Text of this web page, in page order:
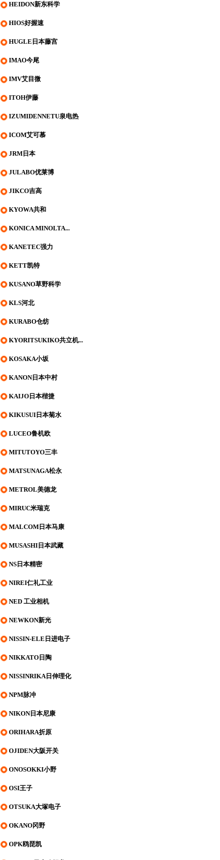
HEIDON新东科学
HIOS好握速
HUGLE日本藤宫
IMAO今尾
IMV艾目微
ITOH伊藤
IZUMIDENNETU泉电热
ICOM艾可慕
JRM日本
JULABO优莱博
JIKCO吉高
KYOWA共和
KONICA MINOLTA...
KANETEC强力
KETT凯特
KUSANO草野科学
KLS河北
KURABO仓纺
KYORITSUKIKO共立机...
KOSAKA小坂
KANON日本中村
KAIJO日本楷捷
KIKUSUI日本菊水
LUCEO鲁机欧
MITUTOYO三丰
MATSUNAGA松永
METROL美德龙
MIRUC米瑞克
MALCOM日本马康
MUSASHI日本武藏
NS日本精密
NIREI仁礼工业
NED 工业相机
NEWKON新光
NISSIN-ELE日进电子
NIKKATO日陶
NISSINRIKA日伸理化
NPM脉冲
NIKON日本尼康
ORIHARA折原
OJIDEN大阪开关
ONOSOKKI小野
OSI王子
OTSUKA大塚电子
OKANO冈野
OPK鸥琵凯